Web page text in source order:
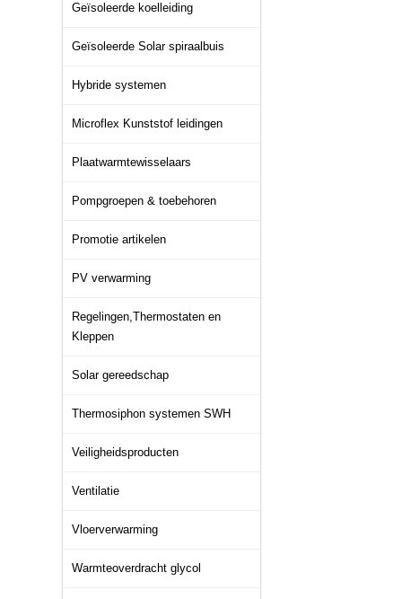
Geïsoleerde koelleiding
Geïsoleerde Solar spiraalbuis
Hybride systemen
Microflex Kunststof leidingen
Plaatwarmtewisselaars
Pompgroepen & toebehoren
Promotie artikelen
PV verwarming
Regelingen,Thermostaten en
Kleppen
Solar gereedschap
Thermosiphon systemen SWH
Veiligheidsproducten
Ventilatie
Vloerverwarming
Warmteoverdracht glycol